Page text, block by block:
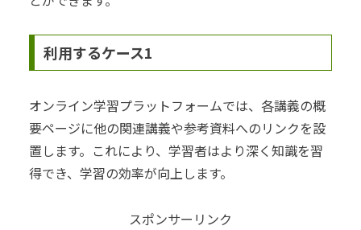
利用するケース1
オンライン学習プラットフォームでは、各講義の概
要ページに他の関連講義や参考資料へのリンクを設
置します。これにより、学習者はより深く知識を習
得でき、学習の効率が向上します。
スポンサーリンク